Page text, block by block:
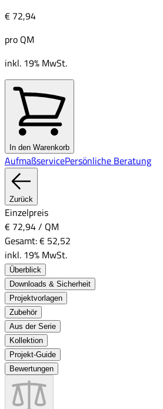
€ 72,94
pro QM
inkl. 19% MwSt.
In den Warenkorb
AufmaßservicePersönliche Beratung
Zurück
Einzelpreis
€ 72,94/ QM
Gesamt:€ 52,52
inkl. 19% MwSt.
Überblick
Downloads & Sicherheit
Projektvorlagen
Zubehör
Aus der Serie
Kollektion
Projekt-Guide
Bewertungen